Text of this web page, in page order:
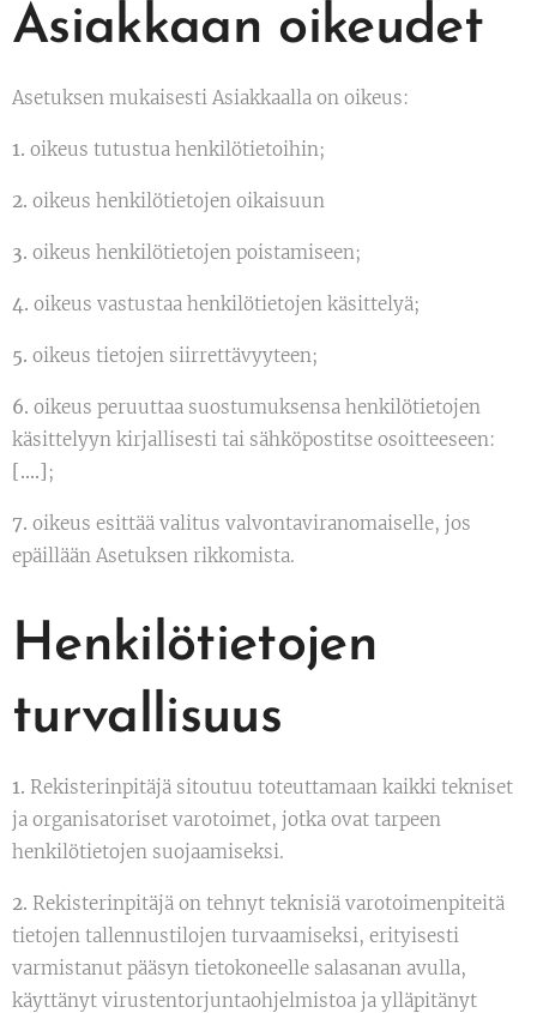
Asiakkaan oikeudet
Asetuksen mukaisesti Asiakkaalla on oikeus:
1. oikeus tutustua henkilötietoihin;
2. oikeus henkilötietojen oikaisuun
3. oikeus henkilötietojen poistamiseen;
4. oikeus vastustaa henkilötietojen käsittelyä;
5. oikeus tietojen siirrettävyyteen;
6. oikeus peruuttaa suostumuksensa henkilötietojen
käsittelyyn kirjallisesti tai sähköpostitse osoitteeseen:
[….] ;
7. oikeus esittää valitus valvontaviranomaiselle, jos
epäillään Asetuksen rikkomista.
Henkilötietojen
turvallisuus
1. Rekisterinpitäjä sitoutuu toteuttamaan kaikki tekniset
ja organisatoriset varotoimet, jotka ovat tarpeen
henkilötietojen suojaamiseksi.
2. Rekisterinpitäjä on tehnyt teknisiä varotoimenpiteitä
tietojen tallennustilojen turvaamiseksi, erityisesti
varmistanut pääsyn tietokoneelle salasanan avulla,
käyttänyt virustentorjuntaohjelmistoa ja ylläpitänyt